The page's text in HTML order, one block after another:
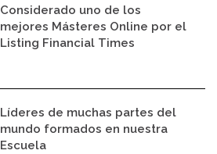
Considerado uno de los
mejores Másteres Online por el
Listing Financial Times
Líderes de muchas partes del
mundo formados en nuestra
Escuela